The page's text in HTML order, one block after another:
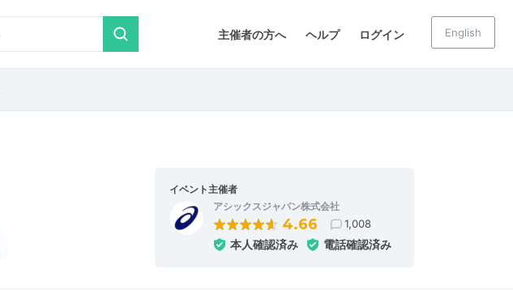
主催者の方へ ヘルプ ログイン English
イベント主催者
アシックスジャパン株式会社
4.66 1,008
本人確認済み 電話確認済み